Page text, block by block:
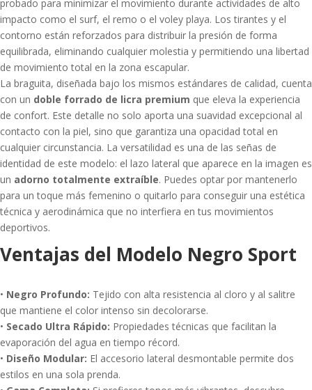
probado para minimizar el movimiento durante actividades de alto
impacto como el surf, el remo o el voley playa. Los tirantes y el
contorno están reforzados para distribuir la presión de forma
equilibrada, eliminando cualquier molestia y permitiendo una libertad
de movimiento total en la zona escapular.
La braguita, diseñada bajo los mismos estándares de calidad, cuenta
con un doble forrado de licra premium que eleva la experiencia
de confort. Este detalle no solo aporta una suavidad excepcional al
contacto con la piel, sino que garantiza una opacidad total en
cualquier circunstancia. La versatilidad es una de las señas de
identidad de este modelo: el lazo lateral que aparece en la imagen es
un adorno totalmente extraíble. Puedes optar por mantenerlo
para un toque más femenino o quitarlo para conseguir una estética
técnica y aerodinámica que no interfiera en tus movimientos
deportivos.
Ventajas del Modelo Negro Sport
• Negro Profundo: Tejido con alta resistencia al cloro y al salitre
que mantiene el color intenso sin decolorarse.
• Secado Ultra Rápido: Propiedades técnicas que facilitan la
evaporación del agua en tiempo récord.
• Diseño Modular: El accesorio lateral desmontable permite dos
estilos en una sola prenda.